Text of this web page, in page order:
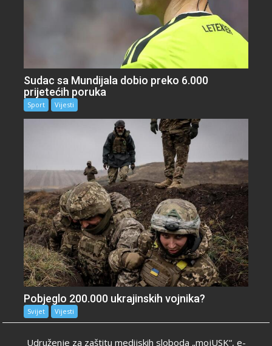
Sudac sa Mundijala dobio preko 6.000
prijetećih poruka
Sport Vijesti
Pobjeglo 200.000 ukrajinskih vojnika?
Svijet Vijesti
Udruženje za zaštitu medijskih sloboda „mojUSK“, e-